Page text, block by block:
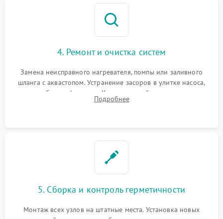
4. Ремонт и очистка систем
Замена неисправного нагревателя, помпы или заливного
шланга с аквастопом. Устранение засоров в улитке насоса,
патрубках и фильтрах. Компонентный ремонт платы
управления, восстановление поврежденной проводки.
Подробнее
5. Сборка и контроль герметичности
Монтаж всех узлов на штатные места. Установка новых